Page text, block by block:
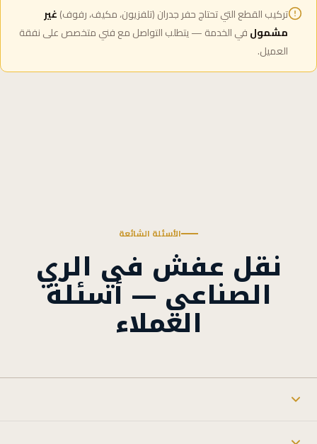
تركيب القطع التي تحتاج حفر جدران (تلفزيون، مكيف، رفوف)غير
مشمولفي الخدمة — يتطلب التواصل مع فني متخصص على نفقة
العميل.
الأسئلة الشائعة
نقل عفش في الري
الصناعي — أسئلة
العملاء